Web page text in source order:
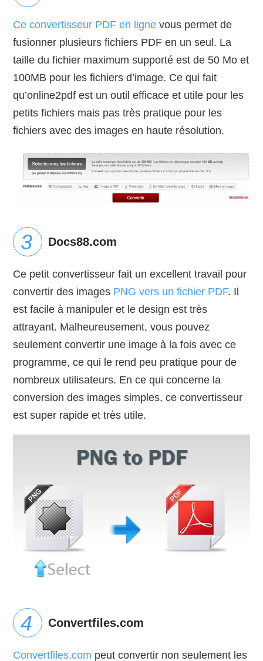
Ce convertisseur PDF en ligne vous permet de
fusionner plusieurs fichiers PDF en un seul. La
taille du fichier maximum supporté est de 50 Mo et
100MB pour les fichiers d’image. Ce qui fait
qu’online2pdf est un outil efficace et utile pour les
petits fichiers mais pas très pratique pour les
fichiers avec des images en haute résolution.
Docs88.com
Ce petit convertisseur fait un excellent travail pour
convertir des images PNG vers un fichier PDF. Il
est facile à manipuler et le design est très
attrayant. Malheureusement, vous pouvez
seulement convertir une image à la fois avec ce
programme, ce qui le rend peu pratique pour de
nombreux utilisateurs. En ce qui concerne la
conversion des images simples, ce convertisseur
est super rapide et très utile.
Convertfiles.com
Convertfiles.com peut convertir non seulement les